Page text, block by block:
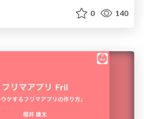
0 140